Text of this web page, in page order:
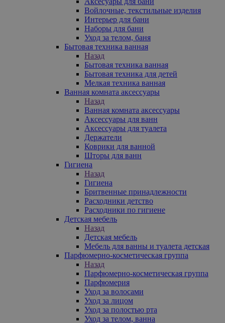
Войлочные, текстильные изделия
Интерьер для бани
Наборы для бани
Уход за телом, баня
Бытовая техника ванная
Назад
Бытовая техника ванная
Бытовая техника для детей
Мелкая техника ванная
Ванная комната аксессуары
Назад
Ванная комната аксессуары
Аксессуары для ванн
Аксессуары для туалета
Держатели
Коврики для ванной
Шторы для ванн
Гигиена
Назад
Гигиена
Бритвенные принадлежности
Расходники детство
Расходники по гигиене
Детская мебель
Назад
Детская мебель
Мебель для ванны и туалета детская
Парфюмерно-косметическая группа
Назад
Парфюмерно-косметическая группа
Парфюмерия
Уход за волосами
Уход за лицом
Уход за полостью рта
Уход за телом, ванна